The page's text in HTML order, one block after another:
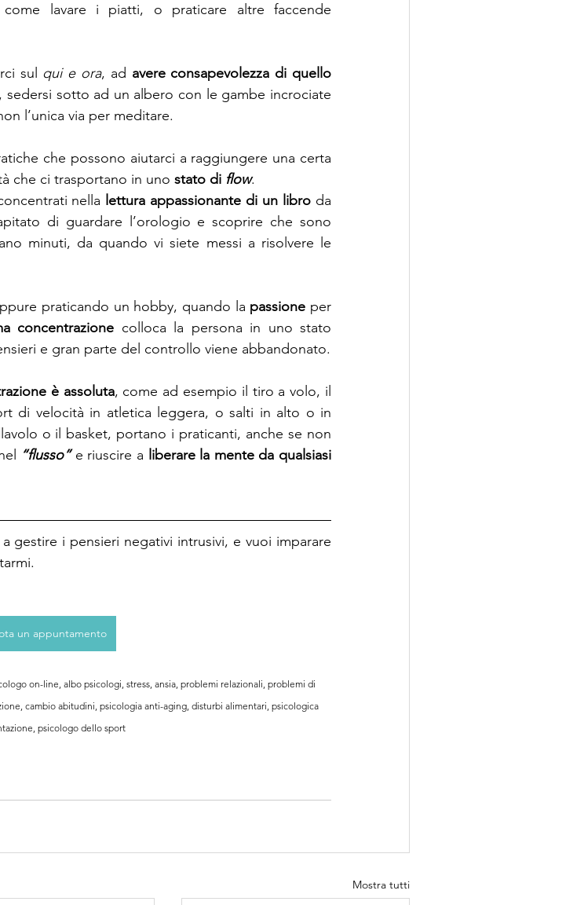
lavare i piatti, o praticare altre faccende
sul qui e ora, ad avere consapevolezza di quello
sedersi sotto ad un albero con le gambe incrociate
l’unica via per meditare.
che possono aiutarci a raggiungere una certa
che ci trasportano in uno stato di flow.
nella lettura appassionante di un libro da
di guardare l’orologio e scoprire che sono
minuti, da quando vi siete messi a risolvere le
praticando un hobby, quando la passione per
concentrazione colloca la persona in uno stato
e gran parte del controllo viene abbandonato.
è assoluta, come ad esempio il tiro a volo, il
di velocità in atletica leggera, o salti in alto o in
o il basket, portano i praticanti, anche se non
“flusso” e riuscire a liberare la mente da qualsiasi
gestire i pensieri negativi intrusivi, e vuoi imparare
un appuntamento
on-line, albo psicologi, stress, ansia, problemi relazionali, problemi di
cambio abitudini, psicologia anti-aging, disturbi alimentari, psicologica
psicologo dello sport
Mostra tutti